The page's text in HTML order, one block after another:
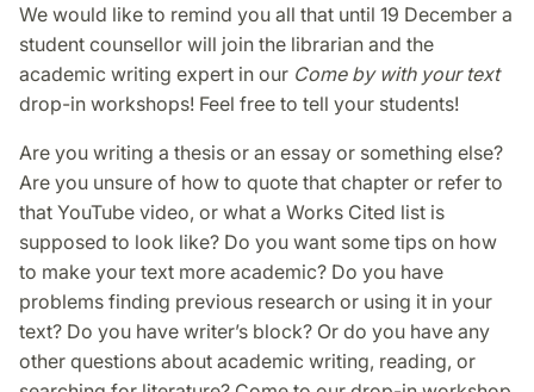
We would like to remind you all that until 19 December a
student counsellor will join the librarian and the
academic writing expert in our Come by with your text
drop-in workshops! Feel free to tell your students!
Are you writing a thesis or an essay or something else?
Are you unsure of how to quote that chapter or refer to
that YouTube video, or what a Works Cited list is
supposed to look like? Do you want some tips on how
to make your text more academic? Do you have
problems finding previous research or using it in your
text? Do you have writer’s block? Or do you have any
other questions about academic writing, reading, or